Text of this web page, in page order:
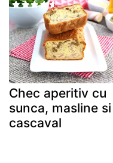
Chec aperitiv cu
sunca, masline si
cascaval